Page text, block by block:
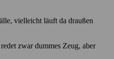
vielleicht läuft da draußen
zwar dummes Zeug, aber